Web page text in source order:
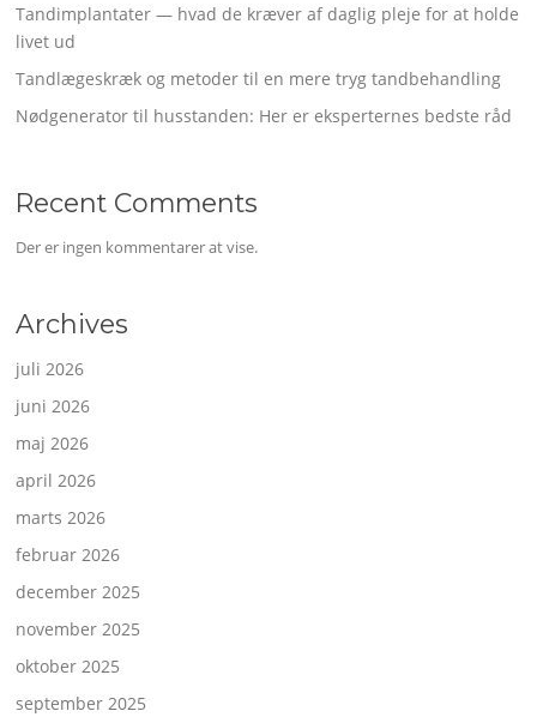
Tandimplantater — hvad de kræver af daglig pleje for at holde
livet ud
Tandlægeskræk og metoder til en mere tryg tandbehandling
Nødgenerator til husstanden: Her er eksperternes bedste råd
Recent Comments
Der er ingen kommentarer at vise.
Archives
juli 2026
juni 2026
maj 2026
april 2026
marts 2026
februar 2026
december 2025
november 2025
oktober 2025
september 2025